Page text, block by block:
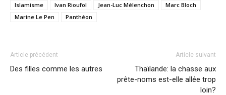
Islamisme
Ivan Rioufol Jean-Luc Mélenchon
Marc Bloch
Marine Le Pen
Panthéon
Article précédent
Des filles comme les autres
Article suivant
Thaïlande: la chasse aux
prête-noms est-elle allée trop
loin?